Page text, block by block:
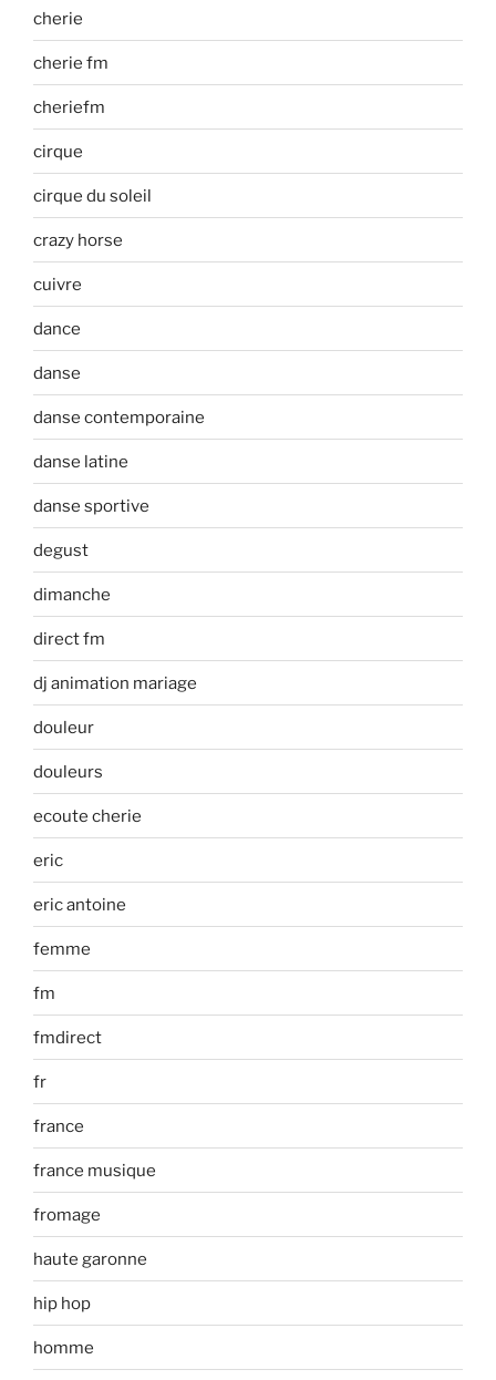
cherie
cherie fm
cheriefm
cirque
cirque du soleil
crazy horse
cuivre
dance
danse
danse contemporaine
danse latine
danse sportive
degust
dimanche
direct fm
dj animation mariage
douleur
douleurs
ecoute cherie
eric
eric antoine
femme
fm
fmdirect
fr
france
france musique
fromage
haute garonne
hip hop
homme